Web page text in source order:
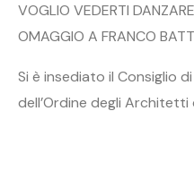
VOGLIO VEDERTI
OMAGGIO A FRANCO
Si è insediato il Consiglio
dell’Ordine degli Architetti